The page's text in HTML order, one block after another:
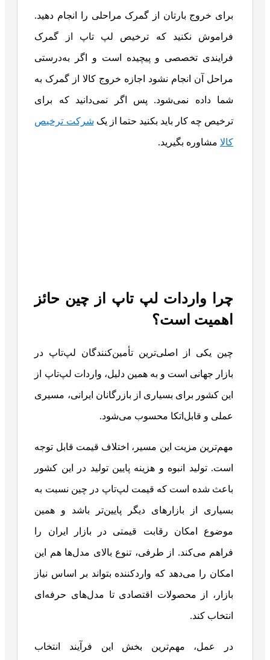
برای خروج بارتان از گمرک مراحلی را انجام دهید.
فراموش نکنید که ترخیص لپ تاپ از گمرک
فرایندی تخصصی و پیچیده است و اگر به‌درستی
مراحل آن انجام نشود اجازه خروج کالا از گمرک به
شما داده نمی‌شود. پس اگر نمی‌دانید که برای
ترخیص چه کار باید بکنید حتما از یک شرکت ترخیص
کالا مشاوره بگیرید.
چرا واردات لپ تاپ از چین حائز
اهمیت است؟
چین یکی از اصلی‌ترین تأمین‌کنندگان لپ‌تاپ در
بازار جهانی است و به همین دلیل، واردات لپ‌تاپ از
این کشور برای بسیاری از بازرگانان ایرانی، مسیری
عملی و قابل‌اتکا محسوب می‌شود.
مهم‌ترین مزیت این مسیر، اختلاف قیمت قابل توجه
است. تولید انبوه و هزینه پایین تولید در این کشور
باعث شده است که قیمت لپ‌تاپ در چین نسبت به
بسیاری از بازارهای دیگر پایین‌تر باشد و همین
موضوع امکان رقابت قیمتی در بازار ایران را
فراهم می‌کند. از طرفی، تنوع بالای مدل‌ها هم این
امکان را می‌دهد که واردکننده بتواند بر اساس نیاز
بازار، از محصولات اقتصادی تا مدل‌های حرفه‌ای
انتخاب کند.
در عمل، مهم‌ترین بخش این فرآیند انتخاب